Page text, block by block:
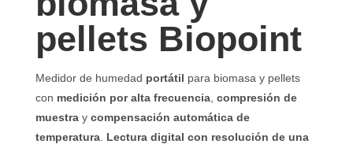
pellets Biopoint
Medidor de humedad portátil para biomasa y pellets
con medición por alta frecuencia, compresión de
muestray compensación automática de
temperatura. Lectura digital con resolución de una